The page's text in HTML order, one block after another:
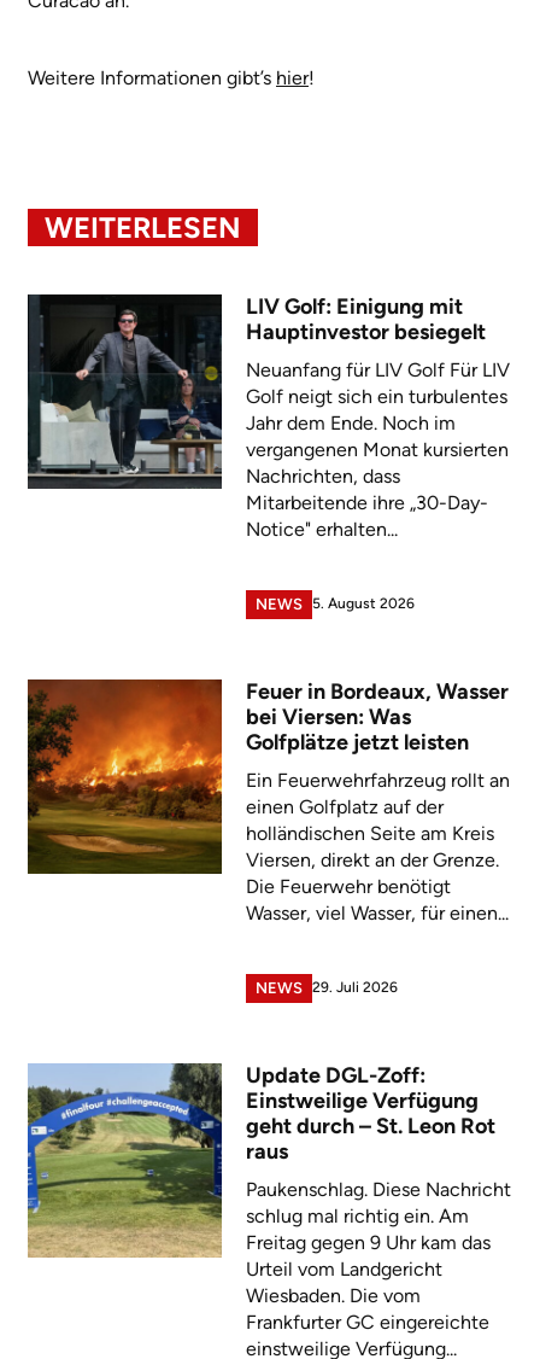
Weitere Informationen gibt’s hier!
WEITERLESEN
LIV Golf: Einigung mit
Hauptinvestor besiegelt
Neuanfang für LIV Golf Für LIV
Golf neigt sich ein turbulentes
Jahr dem Ende. Noch im
vergangenen Monat kursierten
Nachrichten, dass
Mitarbeitende ihre „30-Day-
Notice" erhalten...
NEWS 5. August 2026
Feuer in Bordeaux, Wasser
bei Viersen: Was
Golfplätze jetzt leisten
Ein Feuerwehrfahrzeug rollt an
einen Golfplatz auf der
holländischen Seite am Kreis
Viersen, direkt an der Grenze.
Die Feuerwehr benötigt
Wasser, viel Wasser, für einen...
NEWS 29. Juli 2026
Update DGL-Zoff:
Einstweilige Verfügung
geht durch – St. Leon Rot
raus
Paukenschlag. Diese Nachricht
schlug mal richtig ein. Am
Freitag gegen 9 Uhr kam das
Urteil vom Landgericht
Wiesbaden. Die vom
Frankfurter GC eingereichte
einstweilige Verfügung...